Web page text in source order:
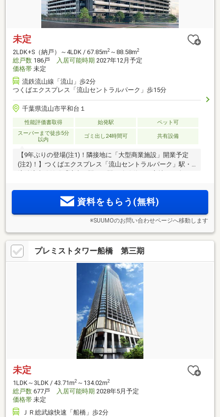
未定
2LDK+S（納戸）～4LDK / 67.85m2 ～88.58m2
総戸数 186戸 入居可能時期 2027年12月予定
価格帯 未定
流鉄流山線「流山」歩2分
つくばエクスプレス「流山セントラルパーク」歩15分
千葉県流山市平和台１
性能評価書取得 始発駅
ペット可
スーパーまで徒歩5分
以内
ゴミ出し24時間可 共有設備
【9年ぶりの登場(注1)！隣接地に「大型商業施設」開業予定
(注2)！】つくばエクスプレス「流山セントラルパーク」駅・
南西に開けた開放的な角地。今秋モデルルームオープン(予定)
資料をもらう(無料)
※SUUMOのお問い合わせページへ移動します
プレミストタワー船橋 第三期
未定
1LDK～3LDK / 43.71m2 ～134.02m2
総戸数 677戸 入居可能時期 2028年5月予定
価格帯 未定
ＪＲ総武線快速「船橋」歩2分